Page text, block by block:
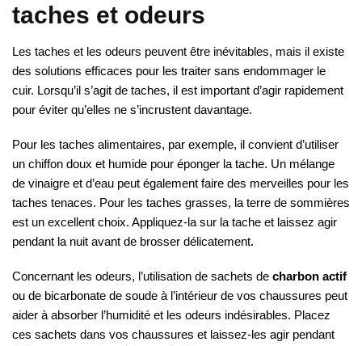
taches et odeurs
Les taches et les odeurs peuvent être inévitables, mais il existe
des solutions efficaces pour les traiter sans endommager le
cuir. Lorsqu’il s’agit de taches, il est important d’agir rapidement
pour éviter qu’elles ne s’incrustent davantage.
Pour les taches alimentaires, par exemple, il convient d’utiliser
un chiffon doux et humide pour éponger la tache. Un mélange
de vinaigre et d’eau peut également faire des merveilles pour les
taches tenaces. Pour les taches grasses, la terre de sommières
est un excellent choix. Appliquez-la sur la tache et laissez agir
pendant la nuit avant de brosser délicatement.
Concernant les odeurs, l’utilisation de sachets de charbon actif
ou de bicarbonate de soude à l’intérieur de vos chaussures peut
aider à absorber l’humidité et les odeurs indésirables. Placez
ces sachets dans vos chaussures et laissez-les agir pendant